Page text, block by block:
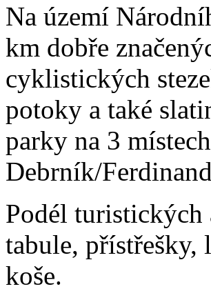
Na území
km dobře
cyklistických
potoky a také
parky na 3
Debrník/
Podél
tabule, přístřešky,
koše.